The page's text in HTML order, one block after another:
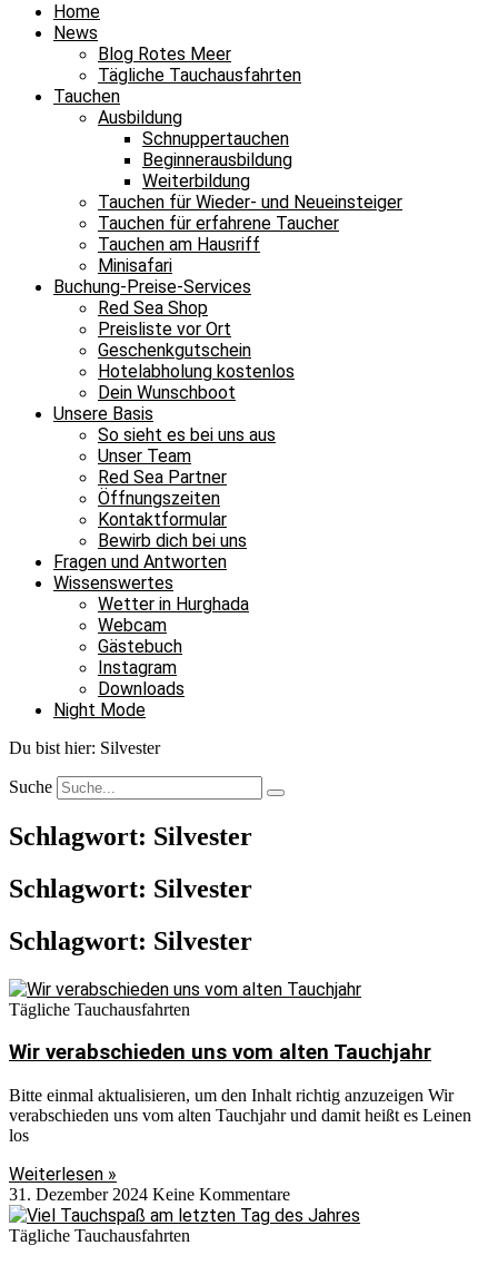
Home
News
Blog Rotes Meer
Tägliche Tauchausfahrten
Tauchen
Ausbildung
Schnuppertauchen
Beginnerausbildung
Weiterbildung
Tauchen für Wieder- und Neueinsteiger
Tauchen für erfahrene Taucher
Tauchen am Hausriff
Minisafari
Buchung-Preise-Services
Red Sea Shop
Preisliste vor Ort
Geschenkgutschein
Hotelabholung kostenlos
Dein Wunschboot
Unsere Basis
So sieht es bei uns aus
Unser Team
Red Sea Partner
Öffnungszeiten
Kontaktformular
Bewirb dich bei uns
Fragen und Antworten
Wissenswertes
Wetter in Hurghada
Webcam
Gästebuch
Instagram
Downloads
Night Mode
Du bist hier: Silvester
Suche
Schlagwort: Silvester
Schlagwort: Silvester
Schlagwort: Silvester
Tägliche Tauchausfahrten
Wir verabschieden uns vom alten Tauchjahr
Bitte einmal aktualisieren, um den Inhalt richtig anzuzeigen Wir
verabschieden uns vom alten Tauchjahr und damit heißt es Leinen
los
Weiterlesen »
31. Dezember 2024 Keine Kommentare
Tägliche Tauchausfahrten